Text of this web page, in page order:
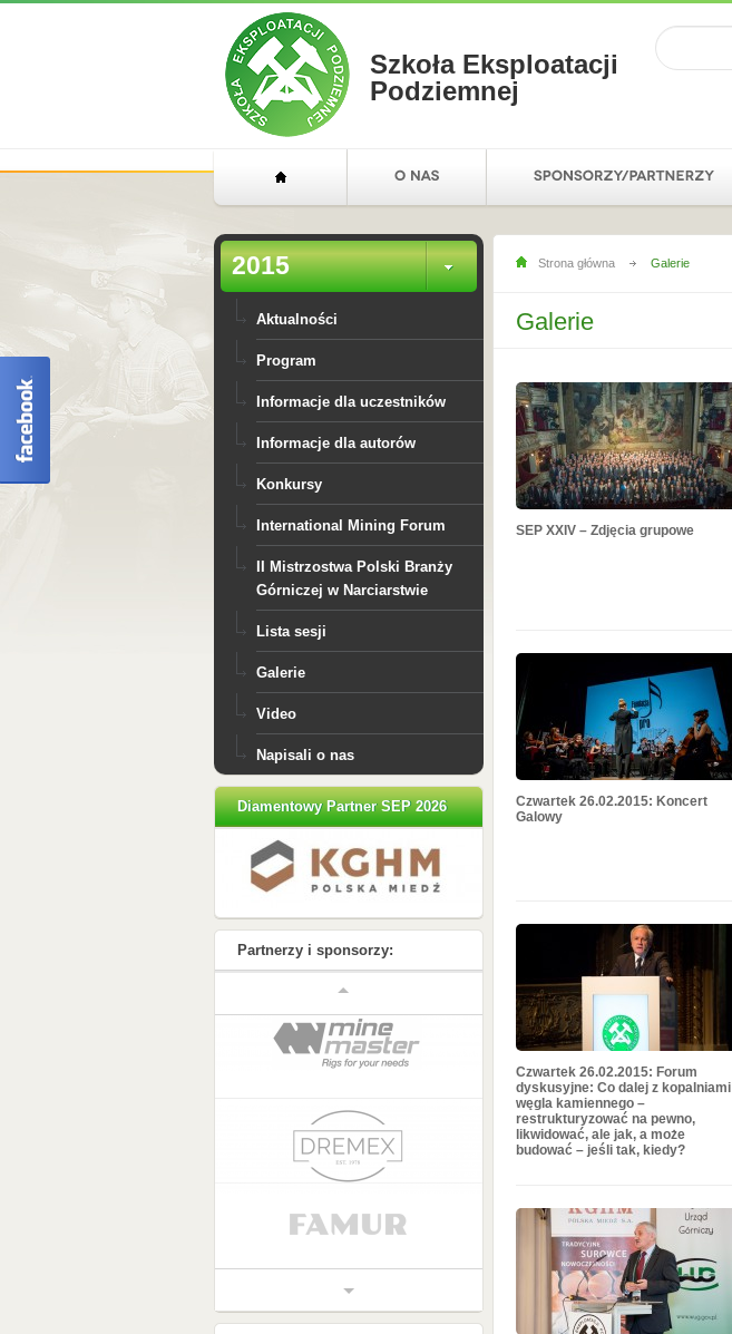
Szkoła Eksploatacji
Podziemnej
2015
Aktualności
Program
Informacje dla uczestników
Informacje dla autorów
Konkursy
International Mining Forum
II Mistrzostwa Polski Branży
Górniczej w Narciarstwie
Lista sesji
Galerie
Video
Napisali o nas
Diamentowy Partner SEP 2026
Partnerzy i sponsorzy:
Strona główna Galerie
Galerie
SEP XXIV – Zdjęcia grupowe
Czwartek 26.02.2015: Koncert
Galowy
Czwartek 26.02.2015: Forum
dyskusyjne: Co dalej z kopalniami
węgla kamiennego –
restrukturyzować na pewno,
likwidować, ale jak, a może
budować – jeśli tak, kiedy?